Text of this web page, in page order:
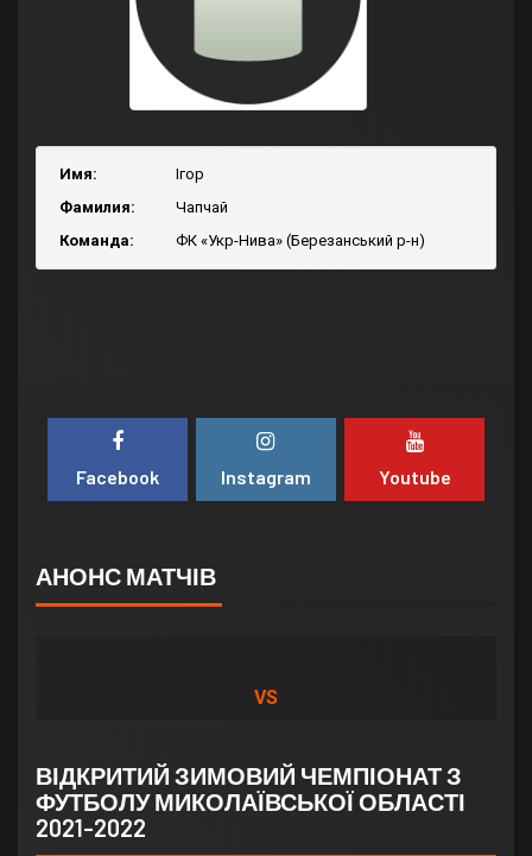
Имя:
Ігор
Фамилия:
Чапчай
Команда:
ФК «Укр-Нива» (Березанський р-н)
Facebook Instagram Youtube
АНОНС МАТЧІВ
VS
ВІДКРИТИЙ ЗИМОВИЙ ЧЕМПІОНАТ З
ФУТБОЛУ МИКОЛАЇВСЬКОЇ ОБЛАСТІ
2021-2022